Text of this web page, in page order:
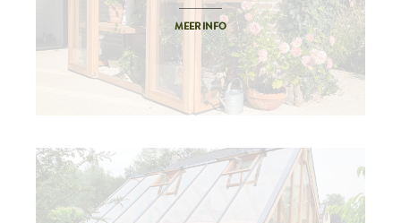
MEER INFO